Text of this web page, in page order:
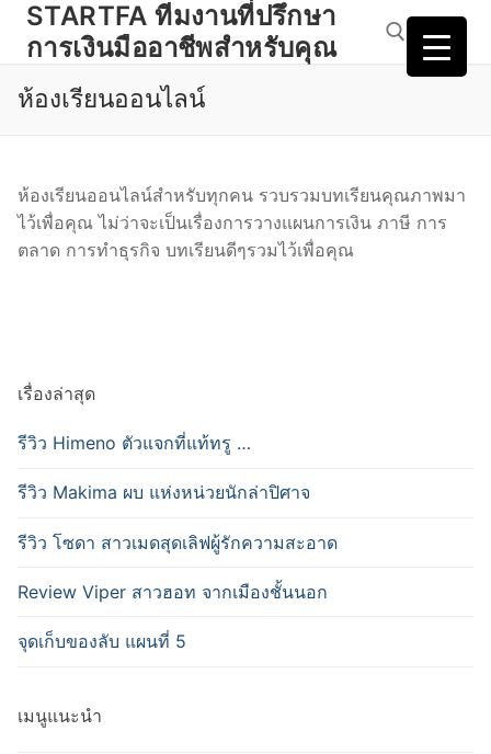
SkipSTARTFA ทีมงานที่ปรึกษา
การเงินมืออาชีพสำหรับคุณ
ห้องเรียนออนไลน์
ห้องเรียนออนไลน์สำหรับทุกคน รวบรวมบทเรียนคุณภาพมา
ไว้เพื่อคุณ ไม่ว่าจะเป็นเรื่องการวางแผนการเงิน ภาษี การ
ตลาด การทำธุรกิจ บทเรียนดีๆรวมไว้เพื่อคุณ
เรื่องล่าสุด
รีวิว Himeno ตัวแจกที่แท้ทรู …
รีวิว Makima ผบ แห่งหน่วยนักล่าปิศาจ
รีวิว โซดา สาวเมดสุดเลิฟผู้รักความสะอาด
Review Viper สาวฮอท จากเมืองชั้นนอก
จุดเก็บของลับ แผนที่ 5
เมนูแนะนำ